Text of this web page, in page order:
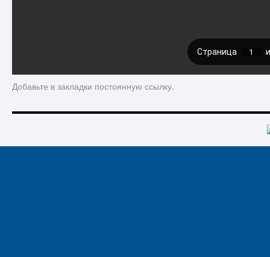
Добавьте в закладки постоянную ссылку.